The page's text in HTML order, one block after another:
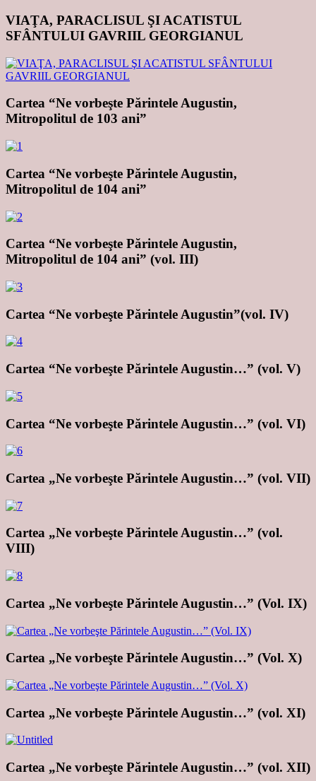
VIAŢA, PARACLISUL ŞI ACATISTUL
SFÂNTULUI GAVRIIL GEORGIANUL
Cartea “Ne vorbeşte Părintele Augustin,
Mitropolitul de 103 ani”
Cartea “Ne vorbeşte Părintele Augustin,
Mitropolitul de 104 ani”
Cartea “Ne vorbeşte Părintele Augustin,
Mitropolitul de 104 ani” (vol. III)
Cartea “Ne vorbeşte Părintele Augustin”(vol. IV)
Cartea “Ne vorbeşte Părintele Augustin…” (vol. V)
Cartea “Ne vorbeşte Părintele Augustin…” (vol. VI)
Cartea „Ne vorbeşte Părintele Augustin…” (vol. VII)
Cartea „Ne vorbeşte Părintele Augustin…” (vol.
VIII)
Cartea „Ne vorbeşte Părintele Augustin…” (Vol. IX)
Cartea „Ne vorbeşte Părintele Augustin…” (Vol. X)
Cartea „Ne vorbeşte Părintele Augustin…” (vol. XI)
Cartea „Ne vorbeşte Părintele Augustin…” (vol. XII)